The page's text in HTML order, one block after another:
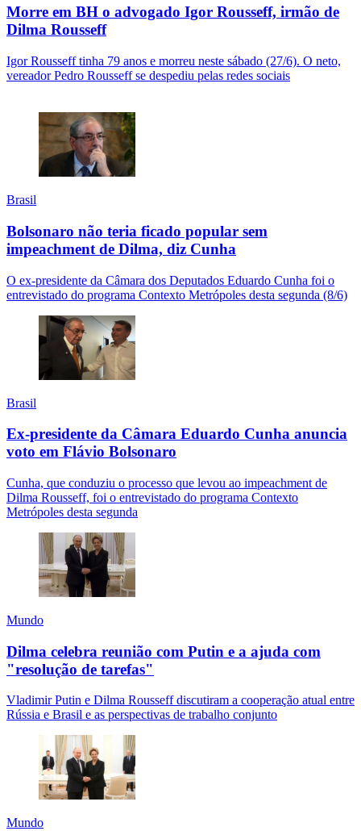
Morre em BH o advogado Igor Rousseff, irmão de
Dilma Rousseff
Igor Rousseff tinha 79 anos e morreu neste sábado (27/6). O neto,
vereador Pedro Rousseff se despediu pelas redes sociais
Brasil
Bolsonaro não teria ficado popular sem
impeachment de Dilma, diz Cunha
O ex-presidente da Câmara dos Deputados Eduardo Cunha foi o
entrevistado do programa Contexto Metrópoles desta segunda (8/6)
Brasil
Ex-presidente da Câmara Eduardo Cunha anuncia
voto em Flávio Bolsonaro
Cunha, que conduziu o processo que levou ao impeachment de
Dilma Rousseff, foi o entrevistado do programa Contexto
Metrópoles desta segunda
Mundo
Dilma celebra reunião com Putin e a ajuda com
"resolução de tarefas"
Vladimir Putin e Dilma Rousseff discutiram a cooperação atual entre
Rússia e Brasil e as perspectivas de trabalho conjunto
Mundo